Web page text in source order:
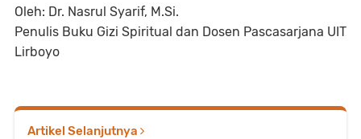
Oleh: Dr. Nasrul Syarif, M.Si.
Penulis Buku Gizi Spiritual dan Dosen Pascasarjana UIT
Lirboyo
Artikel Selanjutnya